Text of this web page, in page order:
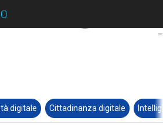
digitale Cittadinanza digitale